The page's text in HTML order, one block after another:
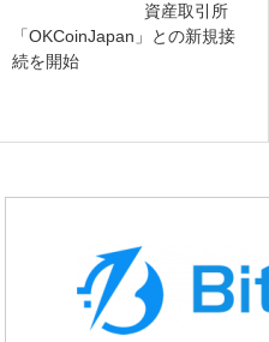
資産取引所
「OKCoinJapan」との新規接
続を開始